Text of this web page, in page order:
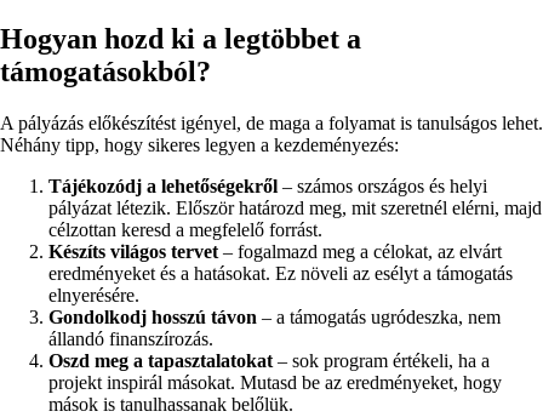
Hogyan hozd ki a legtöbbet a
támogatásokból?
A pályázás előkészítést igényel, de maga a folyamat is tanulságos lehet.
Néhány tipp, hogy sikeres legyen a kezdeményezés:
Tájékozódj a lehetőségekről – számos országos és helyi
pályázat létezik. Először határozd meg, mit szeretnél elérni, majd
célzottan keresd a megfelelő forrást.
Készíts világos tervet – fogalmazd meg a célokat, az elvárt
eredményeket és a hatásokat. Ez növeli az esélyt a támogatás
elnyerésére.
Gondolkodj hosszú távon – a támogatás ugródeszka, nem
állandó finanszírozás.
Oszd meg a tapasztalatokat – sok program értékeli, ha a
projekt inspirál másokat. Mutasd be az eredményeket, hogy
mások is tanulhassanak belőlük.